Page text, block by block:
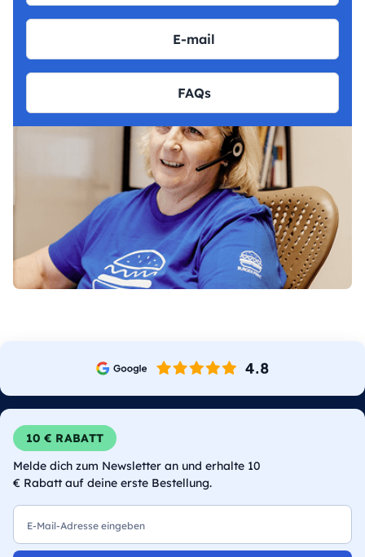
E-mail
FAQs
10 € RABATT
Melde dich zum Newsletter an und erhalte 10
€ Rabatt auf deine erste Bestellung.